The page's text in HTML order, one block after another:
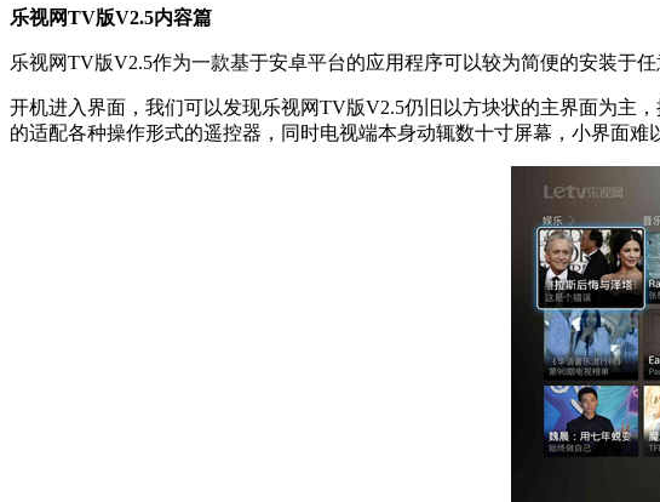
乐视网TV版V2.5内容篇
乐视网TV版V2.5作为一款基于安卓平台的应用程序可以较为简便的安装于
开机进入界面，我们可以发现乐视网TV版V2.5仍旧以方块状的主界面为主
的适配各种操作形式的遥控器，同时电视端本身动辄数十寸屏幕，小界面难